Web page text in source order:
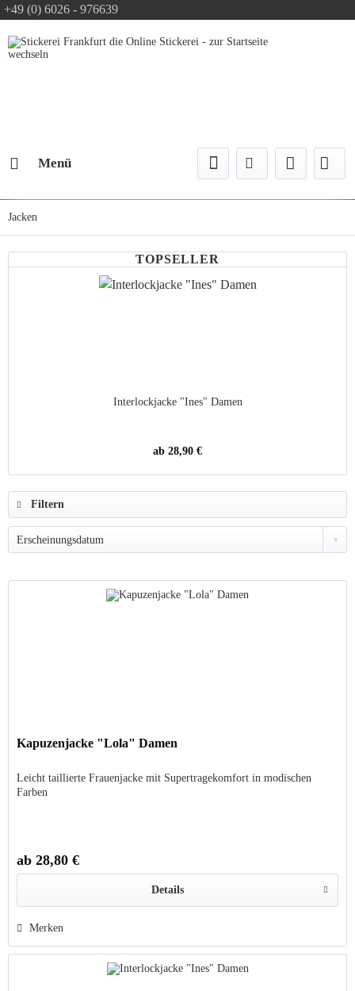
+49 (0) 6026 - 976639
Text-Logo kostenlos
Logo Konfiguration
Menü
Jacken
TOPSELLER
Interlockjacke "Ines" Damen
ab 28,90 €
Filtern
Kapuzenjacke "Lola" Damen
Leicht taillierte Frauenjacke mit Supertragekomfort in modischen
Farben
ab 28,80 €
Details
Merken